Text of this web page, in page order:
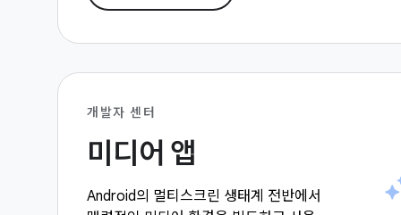
개발자 센터
미디어 앱
Android의 멀티스크린 생태계 전반에서